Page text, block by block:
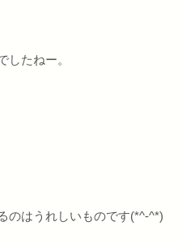
たねー。
のはうれしいものです(*^-^*)